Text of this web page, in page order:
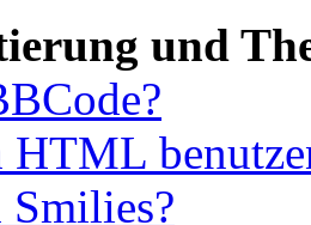
und
HTML
Smilies?